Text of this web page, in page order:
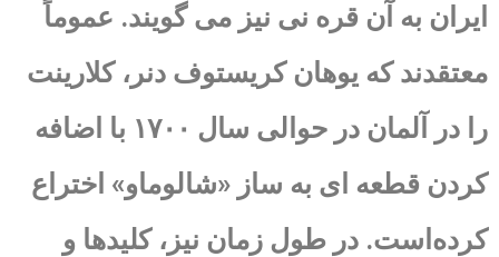
ایران به آن قره نی نیز می گویند. عموماً
معتقدند که یوهان کریستوف دنر، کلارینت
را در آلمان در حوالی سال ۱۷۰۰ با اضافه
کردن قطعه ای به ساز «شالوماو» اختراع
کرده‌است. در طول زمان نیز، کلیدها و